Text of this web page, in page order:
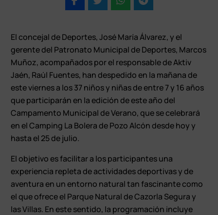
El concejal de Deportes, José María Álvarez, y el
gerente del Patronato Municipal de Deportes, Marcos
Muñoz, acompañados por el responsable de Aktiv
Jaén, Raúl Fuentes, han despedido en la mañana de
este viernes a los 37 niños y niñas de entre 7 y 16 años
que participarán en la edición de este año del
Campamento Municipal de Verano, que se celebrará
en el Camping La Bolera de Pozo Alcón desde hoy y
hasta el 25 de julio.
El objetivo es facilitar a los participantes una
experiencia repleta de actividades deportivas y de
aventura en un entorno natural tan fascinante como
el que ofrece el Parque Natural de Cazorla Segura y
las Villas. En este sentido, la programación incluye